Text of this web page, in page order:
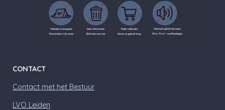
CONTACT
Contact met het Bestuur
LVO Leiden